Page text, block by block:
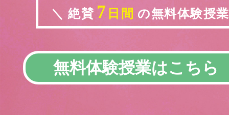
＼ 絶賛 7 日間 の無料体験授
無料体験授業はこちら